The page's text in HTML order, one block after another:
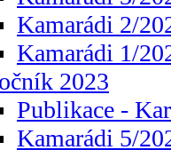
Kamarádi 2/
Kamarádi 1/
2023
Publikace -
Kamarádi 5/